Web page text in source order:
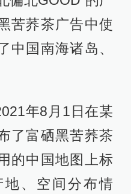
苦荞茶广告中使
中国南海诸岛、
年8月1日在某
了富硒黑苦荞茶
的中国地图上标
、空间分布情